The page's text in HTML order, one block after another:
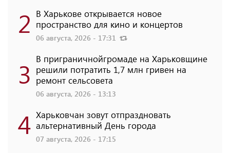
2 В Харькове открывается новое
пространство для кино и концертов
06 августа, 2026 - 17:31
3 В приграничнойгромаде на Харьковщине
решили потратить 1,7 млн ​​гривен на
ремонт сельсовета
06 августа, 2026 - 13:13
4 Харьковчан зовут отпраздновать
альтернативный День города
07 августа, 2026 - 17:15